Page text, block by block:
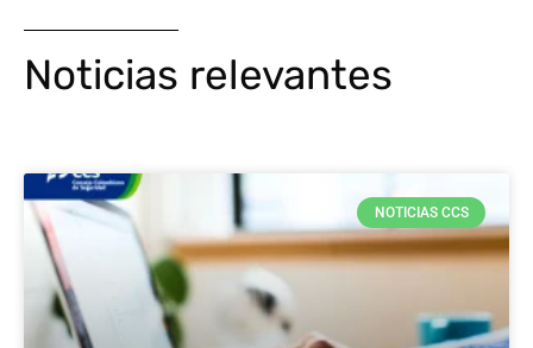
Noticias relevantes
NOTICIAS CCS